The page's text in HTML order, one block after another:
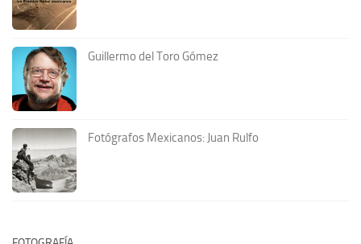
Guillermo del Toro Gómez
Fotógrafos Mexicanos: Juan Rulfo